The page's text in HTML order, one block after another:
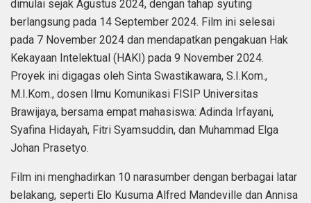
dimulai sejak Agustus 2024, dengan tahap syuting
berlangsung pada 14 September 2024. Film ini selesai
pada 7 November 2024 dan mendapatkan pengakuan Hak
Kekayaan Intelektual (HAKI) pada 9 November 2024.
Proyek ini digagas oleh Sinta Swastikawara, S.I.Kom.,
M.I.Kom., dosen Ilmu Komunikasi FISIP Universitas
Brawijaya, bersama empat mahasiswa: Adinda Irfayani,
Syafina Hidayah, Fitri Syamsuddin, dan Muhammad Elga
Johan Prasetyo.
Film ini menghadirkan 10 narasumber dengan berbagai latar
belakang, seperti Elo Kusuma Alfred Mandeville dan Annisa